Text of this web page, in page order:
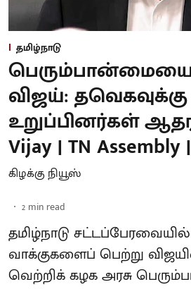
தமிழ்நாடு
பெரும்பான்மையை
விஜய்: தவெகவுக்கு
உறுப்பினர்கள்
Vijay | TN Assembly |
கிழக்கு நியூஸ்
2 min read
தமிழ்நாடு சட்டப்பேரவையில்
வாக்குகளைப் பெற்று
வெற்றிக் கழக அரசு